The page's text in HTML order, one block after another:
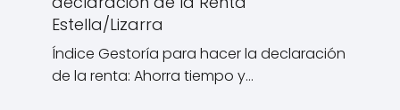
Estella/Lizarra
Índice Gestoría para hacer la declaración
de la renta: Ahorra tiempo y…